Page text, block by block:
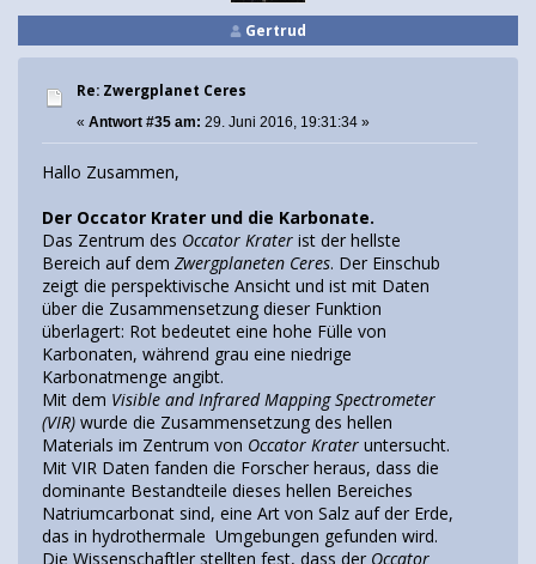
Gertrud
Re: Zwergplanet Ceres
« Antwort #35 am: 29. Juni 2016, 19:31:34 »
Hallo Zusammen,
Der Occator Krater und die Karbonate.
Das Zentrum des Occator Krater ist der hellste
Bereich auf dem Zwergplaneten Ceres. Der Einschub
zeigt die perspektivische Ansicht und ist mit Daten
über die Zusammensetzung dieser Funktion
überlagert: Rot bedeutet eine hohe Fülle von
Karbonaten, während grau eine niedrige
Karbonatmenge angibt.
Mit dem Visible and Infrared Mapping Spectrometer
(VIR) wurde die Zusammensetzung des hellen
Materials im Zentrum von Occator Krater untersucht.
Mit VIR Daten fanden die Forscher heraus, dass die
dominante Bestandteile dieses hellen Bereiches
Natriumcarbonat sind, eine Art von Salz auf der Erde,
das in hydrothermale Umgebungen gefunden wird.
Die Wissenschaftler stellten fest, dass der Occator